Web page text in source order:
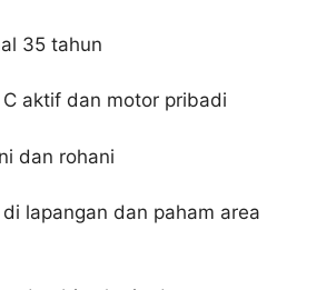
35 tahun
C aktif dan motor pribadi
dan rohani
lapangan dan paham area